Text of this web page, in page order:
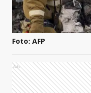
Foto: AFP
Ads